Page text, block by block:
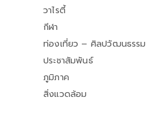
วาไรตี้
กีฬา
ท่องเที่ยว – ศิลปวัฒนธรรม
ประชาสัมพันธ์
ภูมิภาค
สิ่งแวดล้อม